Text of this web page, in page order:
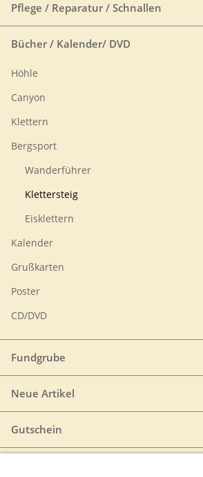
Pflege / Reparatur / Schnallen
Bücher / Kalender/ DVD
Höhle
Canyon
Klettern
Bergsport
Wanderführer
Klettersteig
Eisklettern
Kalender
Grußkarten
Poster
CD/DVD
Fundgrube
Neue Artikel
Gutschein